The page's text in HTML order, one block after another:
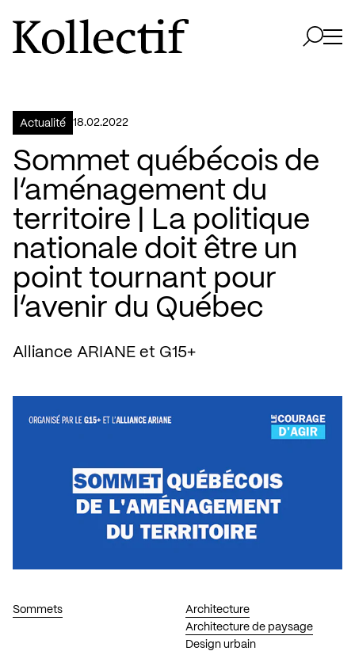
Aller à la page d'accueil
Logo Kollectif
Actualité 18.02.2022
Sommet québécois de
l’aménagement du
territoire | La politique
nationale doit être un
point tournant pour
l’avenir du Québec
Alliance ARIANE et G15+
Sommets
Architecture
Architecture de paysage
Design urbain